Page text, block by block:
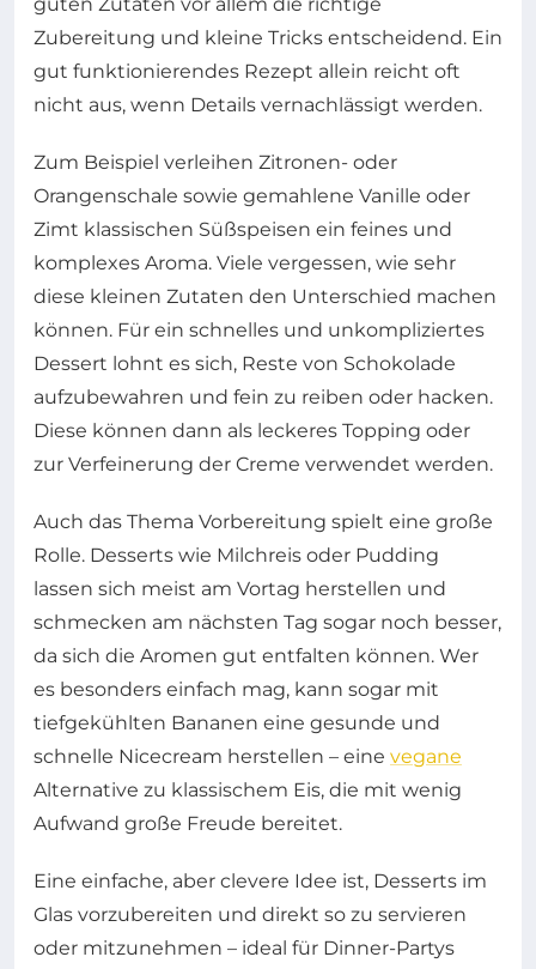
Zubereitung und kleine Tricks entscheidend. Ein
gut funktionierendes Rezept allein reicht oft
nicht aus, wenn Details vernachlässigt werden.
Zum Beispiel verleihen Zitronen- oder
Orangenschale sowie gemahlene Vanille oder
Zimt klassischen Süßspeisen ein feines und
komplexes Aroma. Viele vergessen, wie sehr
diese kleinen Zutaten den Unterschied machen
können. Für ein schnelles und unkompliziertes
Dessert lohnt es sich, Reste von Schokolade
aufzubewahren und fein zu reiben oder hacken.
Diese können dann als leckeres Topping oder
zur Verfeinerung der Creme verwendet werden.
Auch das Thema Vorbereitung spielt eine große
Rolle. Desserts wie Milchreis oder Pudding
lassen sich meist am Vortag herstellen und
schmecken am nächsten Tag sogar noch besser,
da sich die Aromen gut entfalten können. Wer
es besonders einfach mag, kann sogar mit
tiefgekühlten Bananen eine gesunde und
schnelle Nicecream herstellen – eine vegane
Alternative zu klassischem Eis, die mit wenig
Aufwand große Freude bereitet.
Eine einfache, aber clevere Idee ist, Desserts im
Glas vorzubereiten und direkt so zu servieren
oder mitzunehmen – ideal für Dinner-Partys